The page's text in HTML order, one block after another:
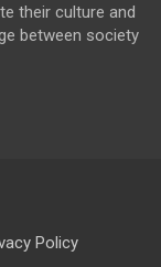
their culture and
between society
Policy